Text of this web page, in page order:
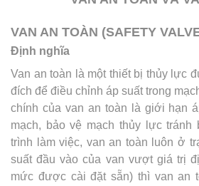
VAN AN TOÀN (SAFETY
Định nghĩa
Van an toàn là một thiết bị thủy lực
đích để điều chỉnh áp suất trong
chính của van an toàn là giới hạn
mạch, bảo vệ mạch thủy lực tránh
trình làm việc, van an toàn luôn ở
suất đầu vào của van vượt giá trị
mức được cài đặt sẵn) thì van an